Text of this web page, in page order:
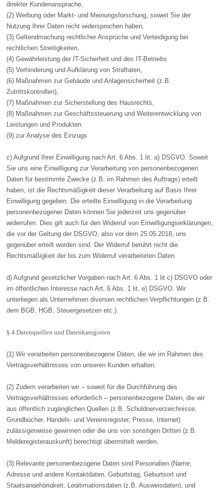
direkter Kundenansprache,
(2) Werbung oder Markt- und Meinungsforschung, soweit Sie der
Nutzung Ihrer Daten nicht widersprochen haben,
(3) Geltendmachung rechtlicher Ansprüche und Verteidigung bei
rechtlichen Streitigkeiten,
(4) Gewährleistung der IT-Sicherheit und des IT-Betriebs
(5) Verhinderung und Aufklärung von Straftaten,
(6) Maßnahmen zur Gebäude und Anlagensicherheit (z.B.
Zutrittskontrollen),
(7) Maßnahmen zur Sicherstellung des Hausrechts,
(8) Maßnahmen zur Geschäftssteuerung und Weiterentwicklung von
Leistungen und Produkten.
(9) zur Analyse des Einzugs
c) Aufgrund Ihrer Einwilligung nach Art. 6 Abs. 1 lit. a) DSGVO. Soweit
Sie uns eine Einwilligung zur Verarbeitung von personenbezogenen
Daten für bestimmte Zwecke (z.B. im Rahmen des Auftrags) erteilt
haben, ist die Rechtsmäßigkeit dieser Verarbeitung auf Basis Ihrer
Einwilligung gegeben. Die erteilte Einwilligung in die Verarbeitung
personenbezogener Daten können Sie jederzeit uns gegenüber
widerrufen. Dies gilt auch für den Widerruf von Einwilligungserklärungen,
die vor der Geltung der DSGVO, also vor dem 25.05.2018, uns
gegenüber erteilt worden sind. Der Widerruf berührt nicht die
Rechtsmäßigkeit der bis zum Widerruf verarbeiteten Daten.
d) Aufgrund gesetzlicher Vorgaben nach Art. 6 Abs. 1 lit c) DSGVO oder
im öffentlichen Interesse nach Art. 6 Abs. 1 lit. e) DSGVO. Wir
unterliegen als Unternehmen diversen rechtlichen Verpflichtungen (z.B.
dem BGB, HGB, Steuergesetzen etc.).
§ 4 Datenquellen und Datenkategorien
(1) Wir verarbeiten personenbezogene Daten, die wir im Rahmen des
Vertragsverhältnisses von unseren Kunden erhalten.
(2) Zudem verarbeiten wir – soweit für die Durchführung des
Vertragsverhältnisses erforderlich – personenbezogene Daten, die wir
aus öffentlich zugänglichen Quellen (z.B. Schuldnerverzeichnisse,
Grundbücher, Handels- und Vereinsregister, Presse, Internet)
zulässigerweise gewinnen oder die uns von sonstigen Dritten (z.B.
Melderegisterauskunft) berechtigt übermittelt werden.
(3) Relevante personenbezogene Daten sind Personalien (Name,
Adresse und andere Kontaktdaten, Geburtstag, Geburtsort und
Staatsangehörigkeit, Legitimationsdaten (z.B. Ausweisdaten), und